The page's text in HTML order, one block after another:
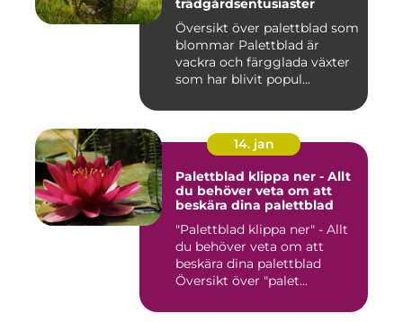
trädgårdsentusiaster
Översikt över palettblad som
blommar Palettblad är
vackra och färgglada växter
som har blivit popul...
14. jan
Palettblad klippa ner - Allt
du behöver veta om att
beskära dina palettblad
"Palettblad klippa ner" - Allt
du behöver veta om att
beskära dina palettblad
Översikt över "palet...